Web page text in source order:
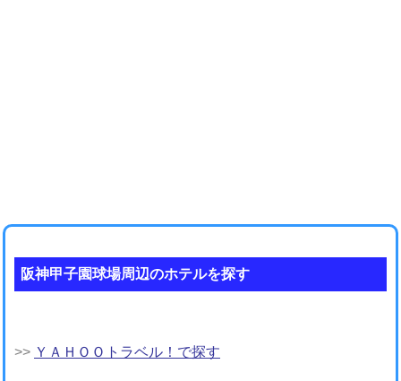
阪神甲子園球場周辺のホテルを探す
>> ＹＡＨＯＯトラベル！で探す